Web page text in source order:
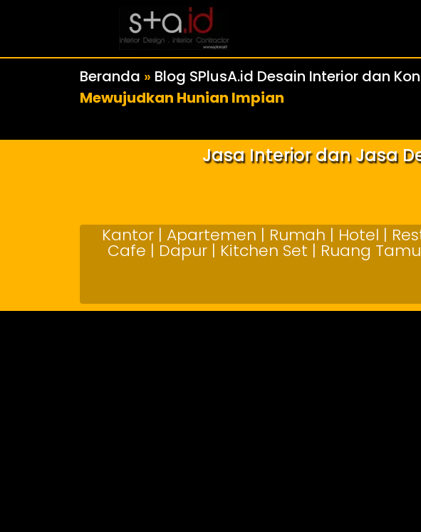
Beranda » Blog SPlusA.id Desain Interior dan
Mewujudkan Hunian Impian
Jasa Interior dan Jasa
Kantor | Apartemen | Rumah | Hotel |
Cafe | Dapur | Kitchen Set | Ruang